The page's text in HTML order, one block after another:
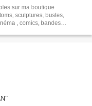
sur ma boutique
, comics, bandes